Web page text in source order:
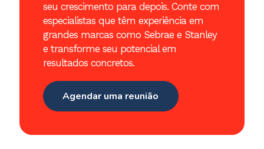
seu crescimento para depois. Conte com
especialistas que têm experiência em
grandes marcas como Sebrae e Stanley
e transforme seu potencial em
resultados concretos.
Agendar uma reunião